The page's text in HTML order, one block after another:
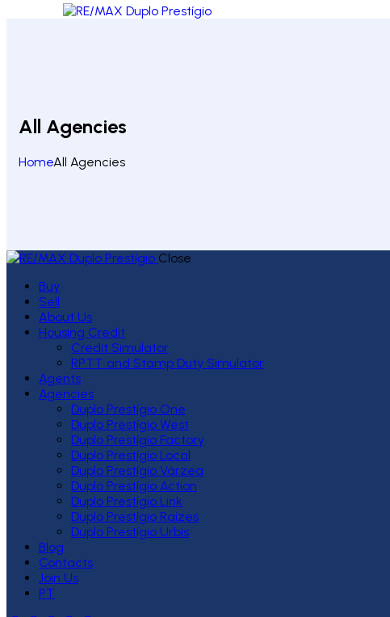
All Agencies
HomeAll Agencies
Close
Buy
Sell
About Us
Housing Credit
Credit Simulator
RPTT and Stamp Duty Simulator
Agents
Agencies
Duplo Prestígio One
Duplo Prestígio West
Duplo Prestígio Factory
Duplo Prestígio Local
Duplo Prestígio Várzea
Duplo Prestígio Action
Duplo Prestígio Link
Duplo Prestígio Raízes
Duplo Prestígio Urbis
Blog
Contacts
Join Us
PT